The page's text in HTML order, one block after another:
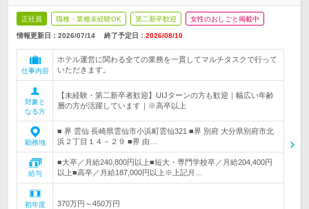
正社員 職種・業種未経験OK 第二新卒歓迎 女性のおしごと掲載中
情報更新日：2026/07/14 終了予定日： 2026/08/10
仕事内容
ホテル運営に関わる全ての業務を一貫してマルチタスクで行って
いただきます。
対象と
なる方
【未経験・第二新卒者歓迎】UIJターンの方も歓迎｜幅広い年齢
層の方が活躍しています｜※高卒以上
勤務地
■ 界 雲仙 長崎県雲仙市小浜町雲仙321 ■界 別府 大分県別府市北
浜２丁目１４－２９ ■界 由…
給与
■大卒／月給240,800円以上■短大・専門学校卒／月給204,400円
以上■高卒／月給187,000円以上※上記月…
初年度 370万円～450万円